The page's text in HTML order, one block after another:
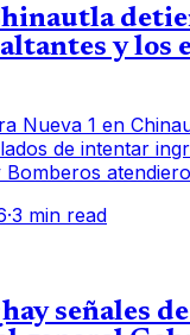
y los
Nueva 1 en
de intentar
Bomberos
·3 min read
señales